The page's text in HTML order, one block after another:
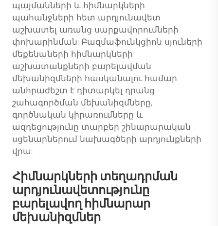
պայմանների և հիմնարկների
պահանջների հետ արդյունավետ
աշխատել առանց սարքավորումների
փոխարինման: Բազմաֆունկցիոն սյուների
մեքենաների հիմնարկների
աշխատանքների բարելավման
մեխանիզմների հասկանալու համար
անհրաժեշտ է դիտարկել դրանց
շահագործման մեխանիզմները,
գործնական կիրառումները և
ազդեցությունը տարբեր շինարարական
սցենարներում նախագծերի արդյունքների
վրա:
Հիմնարկների տեղադրման
արդյունավետությունը
բարելավող հիմնարար
մեխանիզմներ